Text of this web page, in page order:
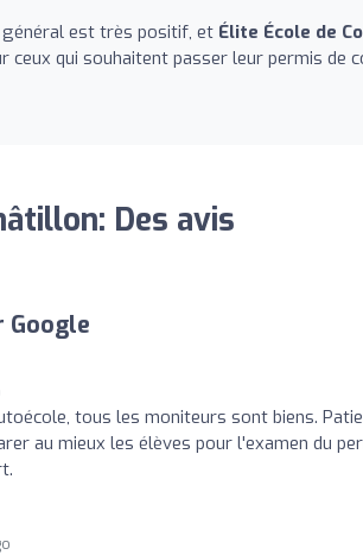
général est très positif, et Élite École de
qui souhaitent passer leur permis de
Des avis
Google
tous les moniteurs sont biens.
au mieux les élèves pour l'examen du